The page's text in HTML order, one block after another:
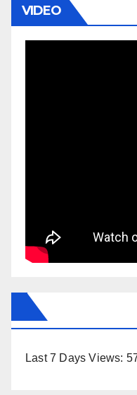
VIDEO
Last 7 Days Views: